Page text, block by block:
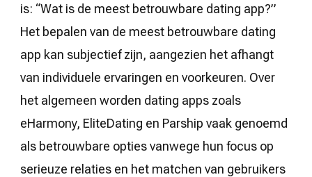
is: “Wat is de meest betrouwbare dating app?”
Het bepalen van de meest betrouwbare dating
app kan subjectief zijn, aangezien het afhangt
van individuele ervaringen en voorkeuren. Over
het algemeen worden dating apps zoals
eHarmony, EliteDating en Parship vaak genoemd
als betrouwbare opties vanwege hun focus op
serieuze relaties en het matchen van gebruikers